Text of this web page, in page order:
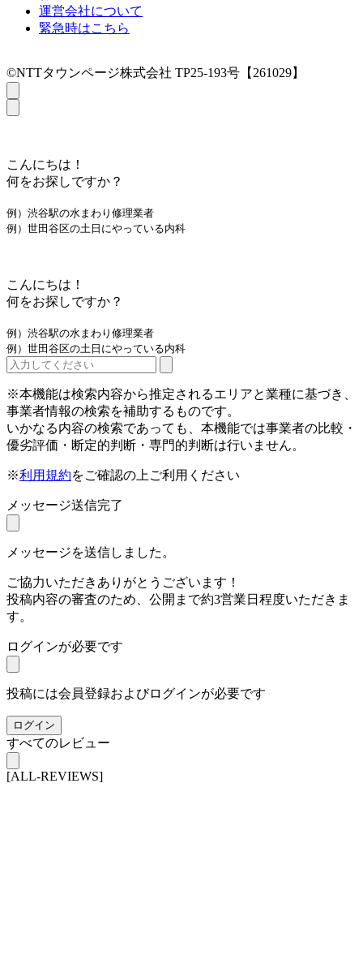
運営会社について
緊急時はこちら
©NTTタウンページ株式会社 TP25-193号【261029】
こんにちは！
何をお探しですか？
例）渋谷駅の水まわり修理業者
例）世田谷区の土日にやっている内科
こんにちは！
何をお探しですか？
例）渋谷駅の水まわり修理業者
例）世田谷区の土日にやっている内科
※本機能は検索内容から推定されるエリアと業種に基づき、
事業者情報の検索を補助するものです。
いかなる内容の検索であっても、本機能では事業者の比較・
優劣評価・断定的判断・専門的判断は行いません。
※利用規約をご確認の上ご利用ください
メッセージ送信完了
メッセージを送信しました。
ご協力いただきありがとうございます！
投稿内容の審査のため、公開まで約3営業日程度いただきま
す。
ログインが必要です
投稿には会員登録およびログインが必要です
ログイン
すべてのレビュー
[ALL-REVIEWS]